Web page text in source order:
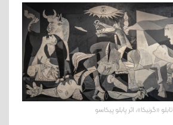
تابلو «گرنیکا»، اثر پابلو پیکاسو